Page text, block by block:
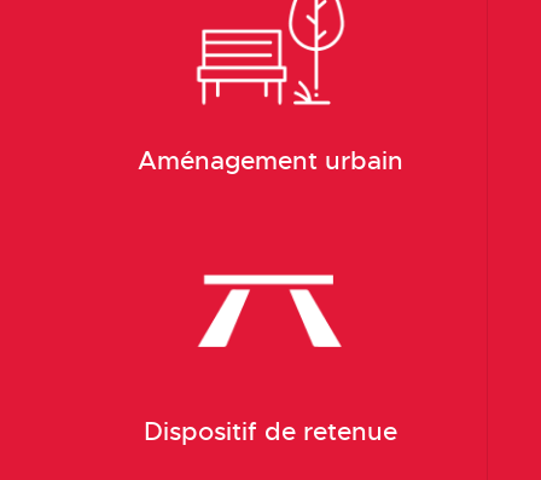
Aménagement urbain
Dispositif de retenue